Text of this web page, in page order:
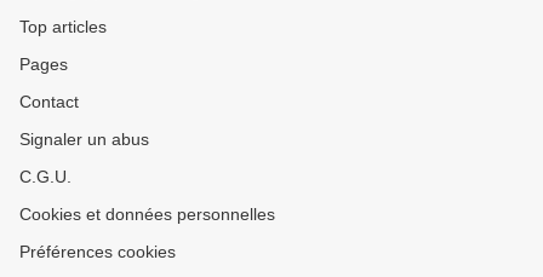
Top articles
Pages
Contact
Signaler un abus
C.G.U.
Cookies et données personnelles
Préférences cookies